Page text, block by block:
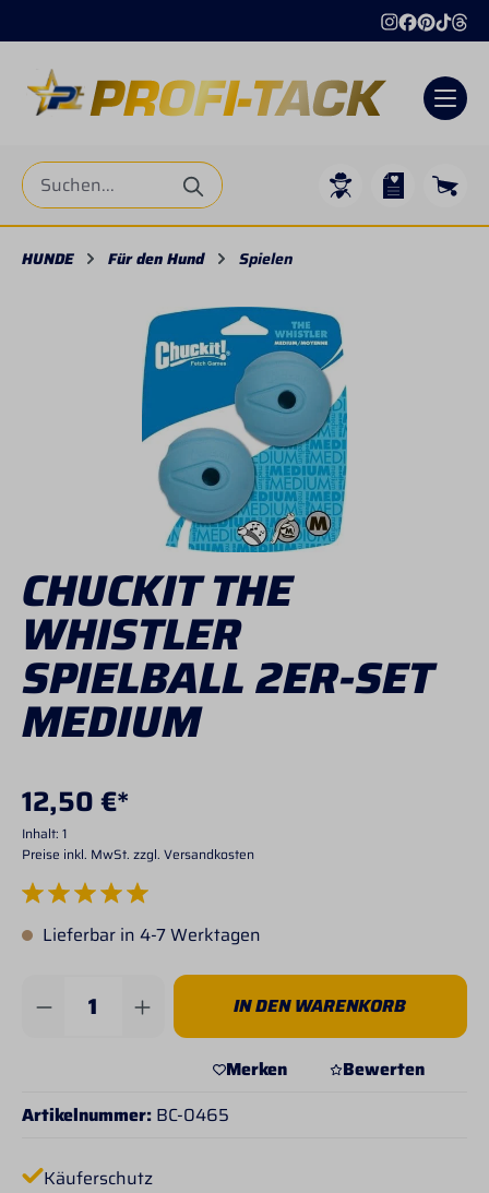
HUNDE Für den Hund Spielen
Bildergalerie überspringen
CHUCKIT THE
WHISTLER
SPIELBALL 2ER-SET
MEDIUM
12,50 €*
Inhalt: 1
Preise inkl. MwSt. zzgl. Versandkosten
Durchschnittliche Bewertung von 5 von 5 Sternen
Lieferbar in 4-7 Werktagen
Produkt Anzahl: Gib den gewünschten
IN DEN WARENKORB
Merken
Bewerten
Artikelnummer: BC-0465
Käuferschutz